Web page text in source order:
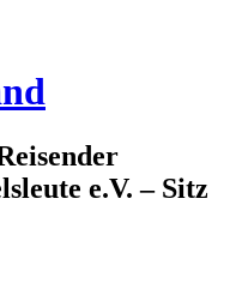
e.V. – Sitz